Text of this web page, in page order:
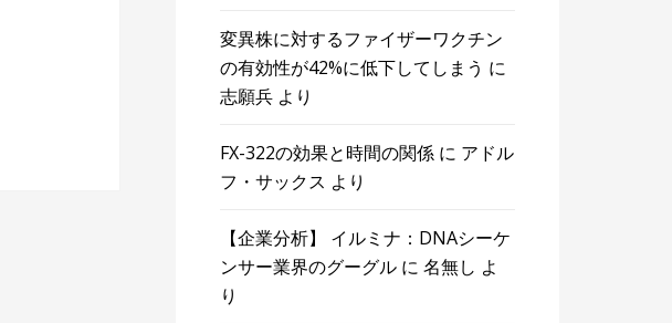
変異株に対するファイザーワクチン
の有効性が42%に低下してしまう に
志願兵 より
FX-322の効果と時間の関係 に アドル
フ・サックス より
【企業分析】 イルミナ：DNAシーケ
ンサー業界のグーグル に名無し よ
り